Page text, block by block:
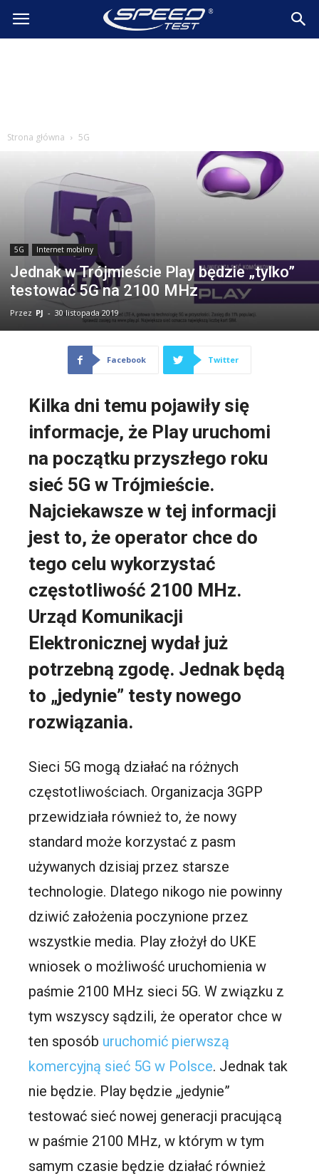
SpeedTest.pl
Strona główna 5G
5G Internet mobilny
Jednak w Trójmieście Play będzie „tylko”
testować 5G na 2100 MHz
Przez PJ - 30 listopada 2019
Facebook Twitter
Kilka dni temu pojawiły się
informacje, że Play uruchomi
na początku przyszłego roku
sieć 5G w Trójmieście.
Najciekawsze w tej informacji
jest to, że operator chce do
tego celu wykorzystać
częstotliwość 2100 MHz.
Urząd Komunikacji
Elektronicznej wydał już
potrzebną zgodę. Jednak będą
to „jedynie” testy nowego
rozwiązania.
Sieci 5G mogą działać na różnych
częstotliwościach. Organizacja 3GPP
przewidziała również to, że nowy
standard może korzystać z pasm
używanych dzisiaj przez starsze
technologie. Dlatego nikogo nie powinny
dziwić założenia poczynione przez
wszystkie media. Play złożył do UKE
wniosek o możliwość uruchomienia w
paśmie 2100 MHz sieci 5G. W związku z
tym wszyscy sądzili, że operator chce w
ten sposób uruchomić pierwszą
komercyjną sieć 5G w Polsce. Jednak tak
nie będzie. Play będzie „jedynie”
testować sieć nowej generacji pracującą
w paśmie 2100 MHz, w którym w tym
samym czasie będzie działać również